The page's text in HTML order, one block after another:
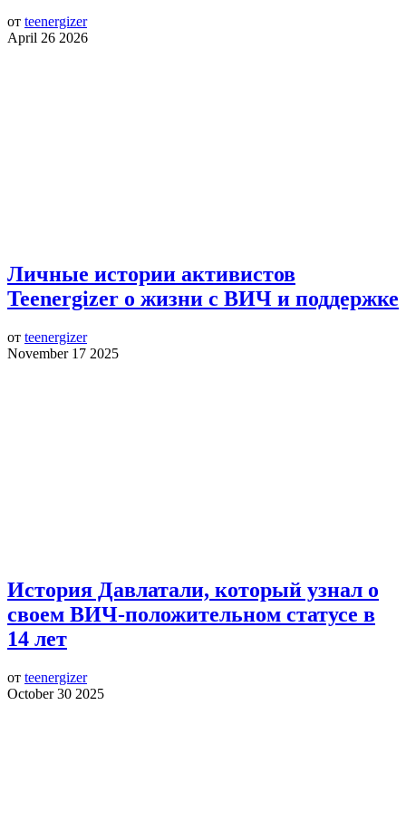
от teenergizer
April 26 2026
Личные истории активистов
Teenergizer о жизни с ВИЧ и поддержке
от teenergizer
November 17 2025
История Давлатали, который узнал о
своем ВИЧ-положительном статусе в
14 лет
от teenergizer
October 30 2025